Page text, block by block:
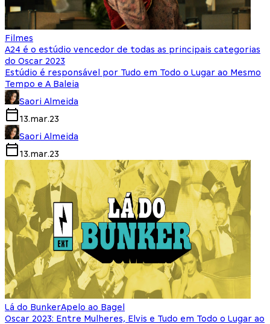
Filmes
A24 é o estúdio vencedor de todas as principais categorias
do Oscar 2023
Estúdio é responsável por Tudo em Todo o Lugar ao Mesmo
Tempo e A Baleia
Saori Almeida
13.mar.23
Saori Almeida
13.mar.23
Lá do BunkerApelo ao Bagel
Oscar 2023: Entre Mulheres, Elvis e Tudo em Todo o Lugar ao